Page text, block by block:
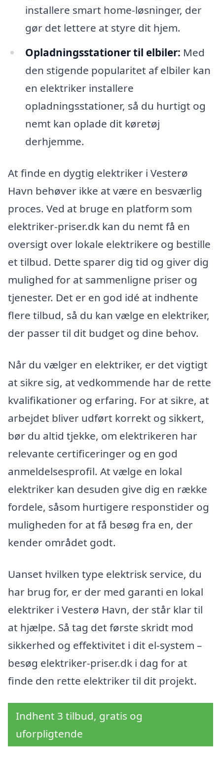
installere smart home-løsninger, der
gør det lettere at styre dit hjem.
Opladningsstationer til elbiler: Med
den stigende popularitet af elbiler kan
en elektriker installere
opladningsstationer, så du hurtigt og
nemt kan oplade dit køretøj
derhjemme.
At finde en dygtig elektriker i Vesterø
Havn behøver ikke at være en besværlig
proces. Ved at bruge en platform som
elektriker-priser.dk kan du nemt få en
oversigt over lokale elektrikere og bestille
et tilbud. Dette sparer dig tid og giver dig
mulighed for at sammenligne priser og
tjenester. Det er en god idé at indhente
flere tilbud, så du kan vælge en elektriker,
der passer til dit budget og dine behov.
Når du vælger en elektriker, er det vigtigt
at sikre sig, at vedkommende har de rette
kvalifikationer og erfaring. For at sikre, at
arbejdet bliver udført korrekt og sikkert,
bør du altid tjekke, om elektrikeren har
relevante certificeringer og en god
anmeldelsesprofil. At vælge en lokal
elektriker kan desuden give dig en række
fordele, såsom hurtigere responstider og
muligheden for at få besøg fra en, der
kender området godt.
Uanset hvilken type elektrisk service, du
har brug for, er der med garanti en lokal
elektriker i Vesterø Havn, der står klar til
at hjælpe. Så tag det første skridt mod
sikkerhed og effektivitet i dit el-system –
besøg elektriker-priser.dk i dag for at
finde den rette elektriker til dit projekt.
Indhent 3 tilbud, gratis og
uforpligtende